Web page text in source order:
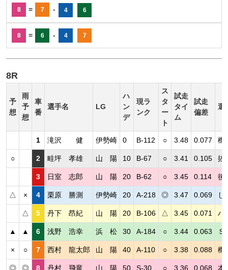
8 = 7 - 4 6
8 = 6 - 4 7
8R
予
想
雨
予
想
車
番
選手名 LG
ハ
ン
デ
現ラ
ンク
ス
タ
ー
ト
試走
タイ
ム
試走
偏差
選
1 滝沢 健 伊勢崎 0 B-112 ○ 3.48 0.077 機
○ 2 畦坪 孝雄 山 陽 10 B-67 ○ 3.41 0.105 抜
3 日室 志郎 山 陽 20 B-62 ○ 3.45 0.114 後
△ × 4 栗原 勝測 伊勢崎 20 A-218 ◎ 3.47 0.069 し
△ 5 丹下 昂紀 山 陽 20 B-106 △ 3.45 0.071 ハ
▲ ▲ 6 浅野 浩幸 浜 松 30 A-184 ○ 3.44 0.063 Ｓ
× ○ 7 西村 龍太郎 山 陽 40 A-110 ○ 3.38 0.088 機
◎ ◎ 8 丹村 飛竜 山 陽 50 S-30 ○ 3.36 0.068 本